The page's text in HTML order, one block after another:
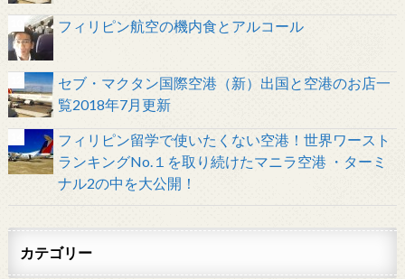
フィリピン航空の機内食とアルコール
セブ・マクタン国際空港（新）出国と空港のお店一
覧2018年7月更新
フィリピン留学で使いたくない空港！世界ワースト
ランキングNo.１を取り続けたマニラ空港 ・ターミ
ナル2の中を大公開！
カテゴリー